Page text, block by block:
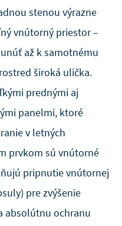
stenou výrazne
vnútorný priestor –
až k samotnému
široká ulička.
prednými aj
panelmi, ktoré
v letných
prvkom sú vnútorné
pripnutie vnútornej
pre zvýšenie
absolútnu ochranu